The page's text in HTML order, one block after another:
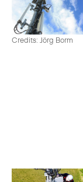
Credits: Jörg Borm